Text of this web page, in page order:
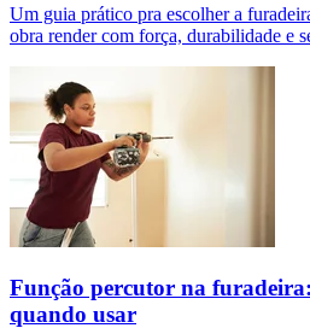
Um guia prático pra escolher a
obra render com força, durabilidade e
Função percutor na
quando usar